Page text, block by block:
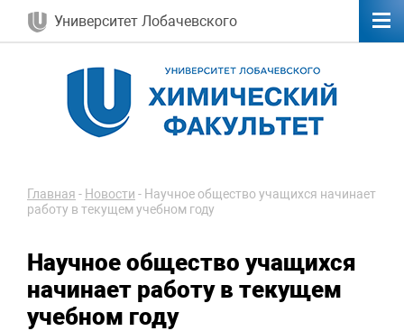
Университет Лобачевского
Главная - Новости - Научное общество учащихся начинает
работу в текущем учебном году
Научное общество учащихся
начинает работу в текущем
учебном году